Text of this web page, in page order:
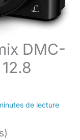
DMC-
de lecture